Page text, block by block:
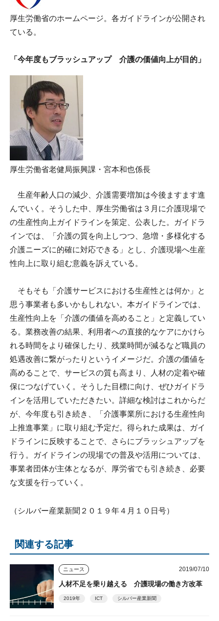
厚生労働省のホームページ。各ガイドラインが公開され
ている。
「今年度もブラッシュアップ 介護の価値向上が目的」
厚生労働省老健局振興課・宮本和也係長
生産年齢人口の減少、介護需要増加は今後ますます進
んでいく。そうした中、厚生労働省は３月に介護現場で
の生産性向上ガイドラインを策定、公表した。ガイドラ
インでは、「介護の質を向上しつつ、急増・多様化する
介護ニーズに的確に対応できる」とし、介護現場へ生産
性向上に取り組む意義を訴えている。
そもそも「介護サービスにおける生産性とは何か」と
思う事業者も多いかもしれない。本ガイドラインでは、
生産性向上を「介護の価値を高めること」と定義してい
る。業務改善の結果、利用者への直接的なケアにかけら
れる時間をより確保したり、残業時間が減るなど職員の
処遇改善に繋がったりというイメージだ。介護の価値を
高めることで、サービスの質も高まり、人材の定着や確
保につなげていく。そうした目標に向け、ぜひガイドラ
インを活用していただきたい。詳細な検討はこれからだ
が、今年度も引き続き、「介護事業所における生産性向
上推進事業」に取り組む予定だ。得られた成果は、ガイ
ドラインに反映することで、さらにブラッシュアップを
行う。ガイドラインの現場での普及や活用については、
事業者団体が主体となるが、厚労省でも引き続き、必要
な支援を行っていく。
（シルバー産業新聞２０１９年４月１０日号）
関連する記事
ニュース 2019/07/10
人材不足を乗り越える 介護現場の働き方改革
2019年 ICT シルバー産業新聞